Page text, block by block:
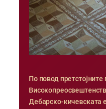
По повод
Дебарско-кичевската